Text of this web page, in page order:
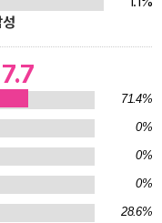
아오는 오사나이를 만날
는 큰 부상을 입고, 가까
꼼짝도 할 수 없으며, 당
4월부터 준비하고 있었
직면한다. 병원 침대 위
서, 고바토는 자신이 사
가 삼 년 전에도 있었다
7.7
71.4%
0%
0%
0%
28.6%